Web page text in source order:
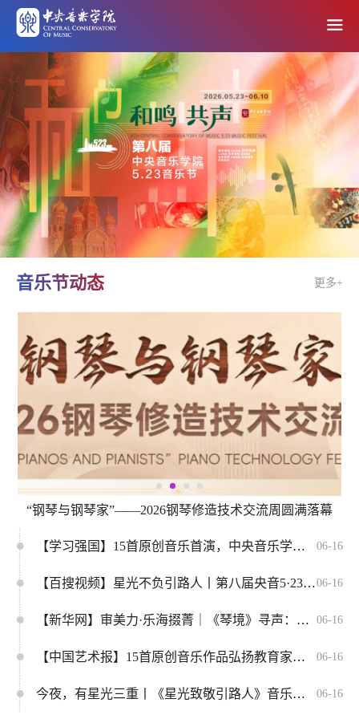
音乐节动态 更多+
“钢琴与钢琴家”——2026钢琴修造技术交流周圆满落幕
06-16
【学习强国】15首原创音乐首演，中央音乐学院5·23音乐节举行闭幕音乐会
06-16
【百搜视频】星光不负引路人丨第八届央音5·23音乐节闭幕式：15首原创，为“大先生”画像
06-16
【新华网】审美力·乐海掇菁｜《琴境》寻声：姚晨谈传统文脉中的当代创作与录音美学
06-16
【中国艺术报】15首原创音乐作品弘扬教育家精神
06-16
今夜，有星光三重丨《星光致敬引路人》音乐会暨第八届 5・23 音乐节闭幕式圆满落幕